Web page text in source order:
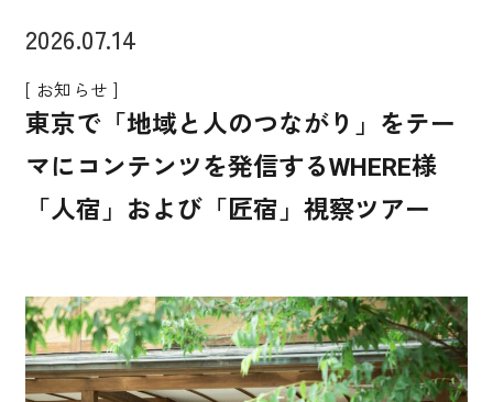
2026.07.14
[ お知らせ ]
東京で「地域と人のつながり」をテー
マにコンテンツを発信するWHERE様
「人宿」および「匠宿」視察ツアー